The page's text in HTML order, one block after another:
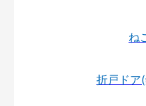
ね
折戸ドア